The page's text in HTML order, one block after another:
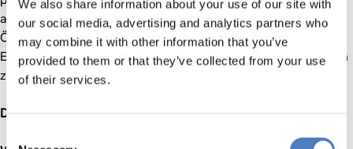
We also share information about your use of our site with
our social media, advertising and analytics partners who
may combine it with other information that you’ve
provided to them or that they’ve collected from your use
of their services.
ausreichend Wissen und Daten für die jeweiligen
Ökobilanzen? Diese und weitere Fragen stehen bei der
Eingabe am 8. Mai um 18. Uhr im Volkskundemuseum in Wien
zur Diskussion.
Die Eingabe